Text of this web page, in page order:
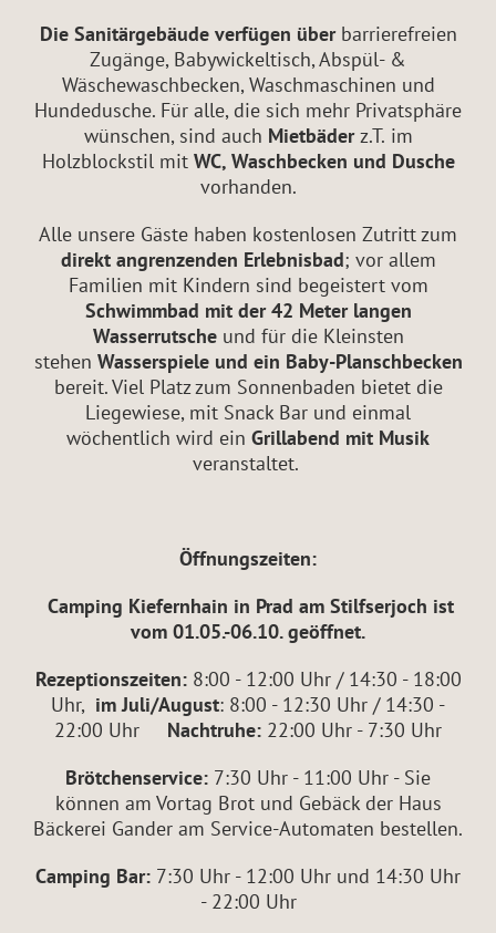
Die Sanitärgebäude verfügen überbarrierefreien
Zugänge, Babywickeltisch, Abspül- &
Wäschewaschbecken, Waschmaschinen und
Hundedusche. Für alle, die sich mehr Privatsphäre
wünschen, sind auch Mietbäderz.T. im
Holzblockstil mitWC, Waschbecken und Dusche
vorhanden.
Alle unsere Gäste haben kostenlosen Zutritt zum
direkt angrenzenden Erlebnisbad; vor allem
Familien mit Kindern sind begeistert vom
Schwimmbad mit der 42 Meter langen
Wasserrutsche und für die Kleinsten
stehen Wasserspiele und ein Baby-Planschbecken
bereit. Viel Platz zum Sonnenbaden bietet die
Liegewiese, mit Snack Bar und einmal
wöchentlich wird ein Grillabend mit Musik
veranstaltet.
Öffnungszeiten:
Camping Kiefernhain in Prad am Stilfserjoch ist
vom 01.05.-06.10. geöffnet.
Rezeptionszeiten:8:00 - 12:00 Uhr / 14:30 - 18:00
Uhr, im Juli/August: 8:00 - 12:30 Uhr / 14:30 -
22:00 Uhr Nachtruhe: 22:00 Uhr - 7:30 Uhr
Brötchenservice: 7:30 Uhr - 11:00 Uhr - Sie
können am Vortag Brot und Gebäck der Haus
Bäckerei Gander am Service-Automaten bestellen.
Camping Bar: 7:30 Uhr - 12:00 Uhr und 14:30 Uhr
- 22:00 Uhr